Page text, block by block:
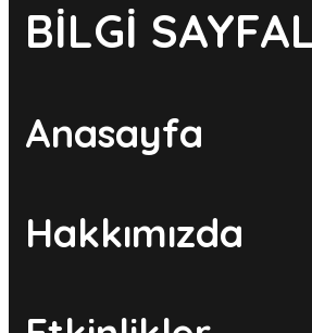
BİLGİ
Anasayfa
Hakkımızda